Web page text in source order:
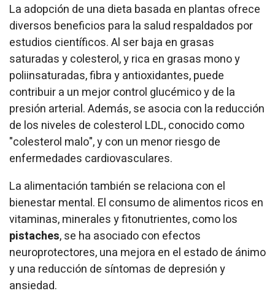
La adopción de una dieta basada en plantas ofrece
diversos beneficios para la salud respaldados por
estudios científicos. Al ser baja en grasas
saturadas y colesterol, y rica en grasas mono y
poliinsaturadas, fibra y antioxidantes, puede
contribuir a un mejor control glucémico y de la
presión arterial. Además, se asocia con la reducción
de los niveles de colesterol LDL, conocido como
"colesterol malo", y con un menor riesgo de
enfermedades cardiovasculares.
La alimentación también se relaciona con el
bienestar mental. El consumo de alimentos ricos en
vitaminas, minerales y fitonutrientes, como los
pistaches, se ha asociado con efectos
neuroprotectores, una mejora en el estado de ánimo
y una reducción de síntomas de depresión y
ansiedad.